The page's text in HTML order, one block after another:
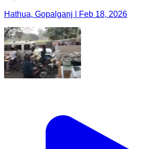
Hathua, Gopalganj | Feb 18, 2026